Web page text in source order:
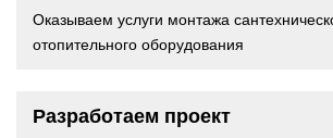
Оказываем услуги монтажа
отопительного оборудования
Разработаем проект